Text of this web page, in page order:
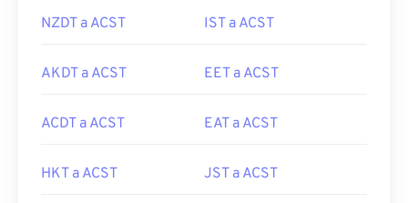
NZDT a ACST IST a ACST
AKDT a ACST EET a ACST
ACDT a ACST EAT a ACST
HKT a ACST JST a ACST